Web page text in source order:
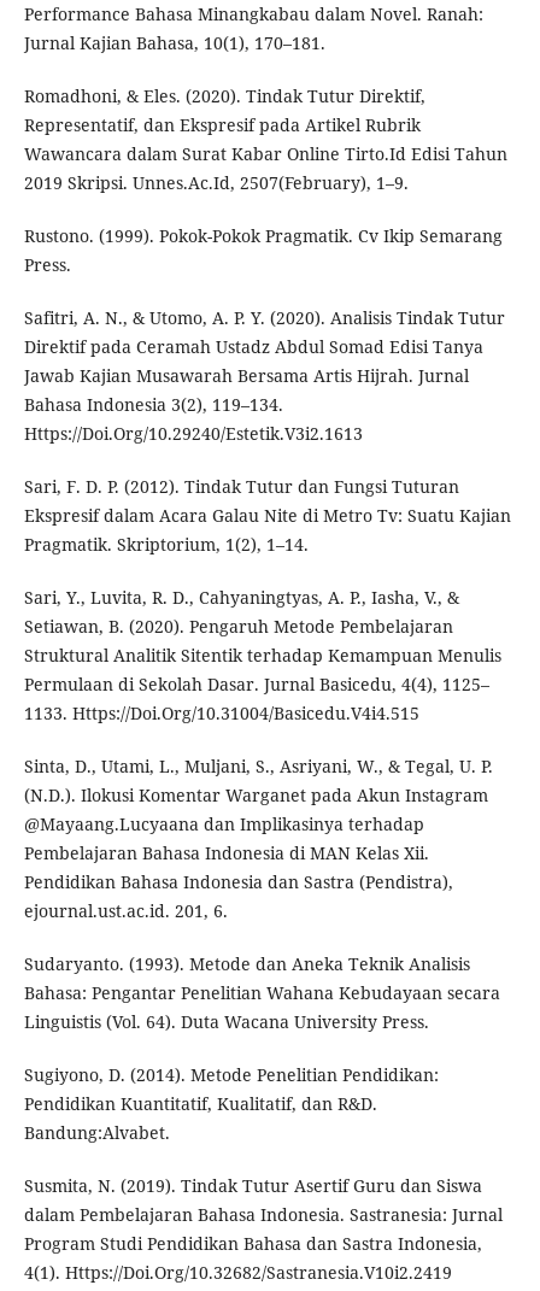
Performance Bahasa Minangkabau dalam Novel. Ranah:
Jurnal Kajian Bahasa, 10(1), 170–181.
Romadhoni, & Eles. (2020). Tindak Tutur Direktif,
Representatif, dan Ekspresif pada Artikel Rubrik
Wawancara dalam Surat Kabar Online Tirto.Id Edisi Tahun
2019 Skripsi. Unnes.Ac.Id, 2507(February), 1–9.
Rustono. (1999). Pokok-Pokok Pragmatik. Cv Ikip Semarang
Press.
Safitri, A. N., & Utomo, A. P. Y. (2020). Analisis Tindak Tutur
Direktif pada Ceramah Ustadz Abdul Somad Edisi Tanya
Jawab Kajian Musawarah Bersama Artis Hijrah. Jurnal
Bahasa Indonesia 3(2), 119–134.
Https://Doi.Org/10.29240/Estetik.V3i2.1613
Sari, F. D. P. (2012). Tindak Tutur dan Fungsi Tuturan
Ekspresif dalam Acara Galau Nite di Metro Tv: Suatu Kajian
Pragmatik. Skriptorium, 1(2), 1–14.
Sari, Y., Luvita, R. D., Cahyaningtyas, A. P., Iasha, V., &
Setiawan, B. (2020). Pengaruh Metode Pembelajaran
Struktural Analitik Sitentik terhadap Kemampuan Menulis
Permulaan di Sekolah Dasar. Jurnal Basicedu, 4(4), 1125–
1133. Https://Doi.Org/10.31004/Basicedu.V4i4.515
Sinta, D., Utami, L., Muljani, S., Asriyani, W., & Tegal, U. P.
(N.D.). Ilokusi Komentar Warganet pada Akun Instagram
@Mayaang.Lucyaana dan Implikasinya terhadap
Pembelajaran Bahasa Indonesia di MAN Kelas Xii.
Pendidikan Bahasa Indonesia dan Sastra (Pendistra),
ejournal.ust.ac.id. 201, 6.
Sudaryanto. (1993). Metode dan Aneka Teknik Analisis
Bahasa: Pengantar Penelitian Wahana Kebudayaan secara
Linguistis (Vol. 64). Duta Wacana University Press.
Sugiyono, D. (2014). Metode Penelitian Pendidikan:
Pendidikan Kuantitatif, Kualitatif, dan R&D.
Bandung:Alvabet.
Susmita, N. (2019). Tindak Tutur Asertif Guru dan Siswa
dalam Pembelajaran Bahasa Indonesia. Sastranesia: Jurnal
Program Studi Pendidikan Bahasa dan Sastra Indonesia,
4(1). Https://Doi.Org/10.32682/Sastranesia.V10i2.2419